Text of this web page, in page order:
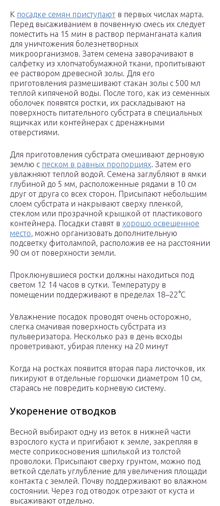
К посадке семян приступают в первых числах марта.
Перед высаживанием в почвенную смесь их следует
поместить на 15 мин в раствор перманганата калия
для уничтожения болезнетворных
микроорганизмов. Затем семена заворачивают в
салфетку из хлопчатобумажной ткани, пропитывают
ее раствором древесной золы. Для его
приготовления размешивают стакан золы с 500 мл
теплой кипяченой воды. После того, как из семенных
оболочек появятся ростки, их раскладывают на
поверхность питательного субстрата в специальных
ящичках или контейнерах с дренажными
отверстиями.
Для приготовления субстрата смешивают дерновую
землю с песком в равных пропорциях. Затем его
увлажняют теплой водой. Семена заглубляют в ямки
глубиной до 5 мм, расположенные рядами в 10 см
друг от друга со всех сторон. Присыпают небольшим
слоем субстрата и накрывают сверху пленкой,
стеклом или прозрачной крышкой от пластикового
контейнера. Посадки ставят в хорошо освещенное
место, можно организовать дополнительную
подсветку фитолампой, расположив ее на расстоянии
90 см от поверхности земли.
Проклюнувшиеся ростки должны находиться под
светом 12 14 часов в сутки. Температуру в
помещении поддерживают в пределах 18–22°С
Увлажнение посадок проводят очень осторожно,
слегка смачивая поверхность субстрата из
пульверизатора. Несколько раз в день всходы
проветривают, убирая пленку на 20 минут
Когда на ростках появится вторая пара листочков, их
пикируют в отдельные горшочки диаметром 10 см,
стараясь не повредить корневую систему.
Укоренение отводков
Весной выбирают одну из веток в нижней части
взрослого куста и пригибают к земле, закрепляя в
месте соприкосновения шпилькой из толстой
проволоки. Присыпают сверху грунтом, можно под
веткой сделать углубление для увеличения площади
контакта с землей. Почву поддерживают во влажном
состоянии. Через год отводок отрезают от куста и
высаживают отдельно.